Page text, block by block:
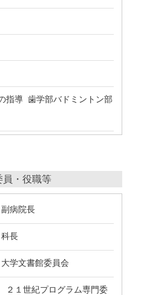
指導 歯学部バドミントン部
員・役職等
病院長
長
学文書館委員会
２１世紀プログラム専門委